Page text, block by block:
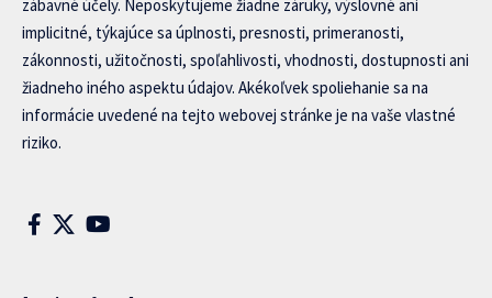
zábavné účely. Neposkytujeme žiadne záruky, výslovné ani
implicitné, týkajúce sa úplnosti, presnosti, primeranosti,
zákonnosti, užitočnosti, spoľahlivosti, vhodnosti, dostupnosti ani
žiadneho iného aspektu údajov. Akékoľvek spoliehanie sa na
informácie uvedené na tejto webovej stránke je na vaše vlastné
riziko.